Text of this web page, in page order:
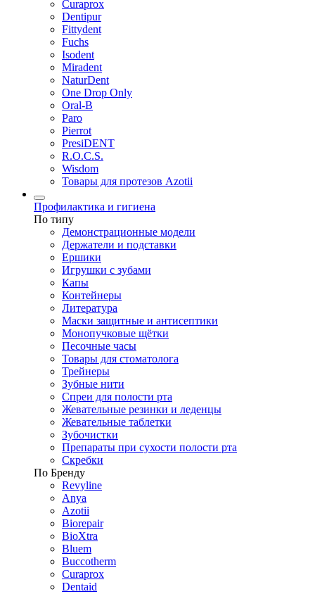
Curaprox
Dentipur
Fittydent
Fuchs
Isodent
Miradent
NaturDent
One Drop Only
Oral-B
Paro
Pierrot
PresiDENT
R.O.C.S.
Wisdom
Товары для протезов Azotii
Профилактика и гигиена
По типу
Демонстрационные модели
Держатели и подставки
Ершики
Игрушки с зубами
Капы
Контейнеры
Литература
Маски защитные и антисептики
Монопучковые щётки
Песочные часы
Товары для стоматолога
Трейнеры
Зубные нити
Спреи для полости рта
Жевательные резинки и леденцы
Жевательные таблетки
Зубочистки
Препараты при сухости полости рта
Скребки
По Бренду
Revyline
Anya
Azotii
Biorepair
BioXtra
Bluem
Buccotherm
Curaprox
Dentaid